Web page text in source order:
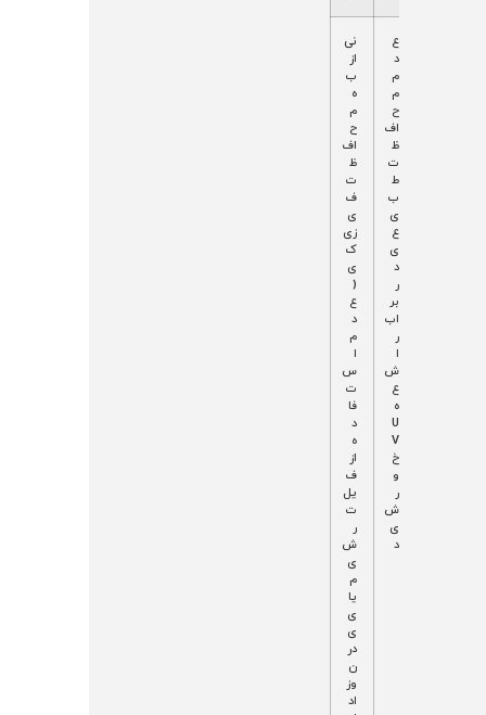
ع
د
م
م
ح
اف
ظ
ت
ط
ب
ی
ع
ی
د
ر
بر
اب
ر
ا
ش
ع
ه
U
V
خ
و
ر
ش
ی
د
نی
از
ب
ه
م
ح
اف
ظ
ت
ف
ی
زی
ک
ی
(
ع
د
م
ا
س
ت
فا
د
ه
از
ف
یل
ت
ر
ش
ی
م
یا
ی
ی
در
ن
وز
اد